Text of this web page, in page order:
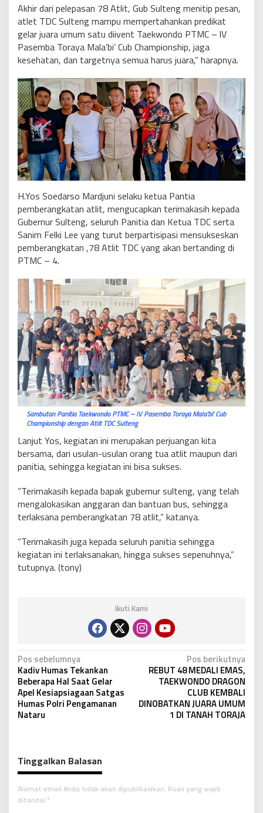
Akhir dari pelepasan 78 Atlit, Gub Sulteng menitip pesan,
atlet TDC Sulteng mampu mempertahankan predikat
gelar juara umum satu diivent Taekwondo PTMC – lV
Pasemba Toraya Mala’bi’ Cub Championship, jaga
kesehatan, dan targetnya semua harus juara,” harapnya.
H.Yos Soedarso Mardjuni selaku ketua Pantia
pemberangkatan atlit, mengucapkan terimakasih kepada
Gubernur Sulteng, seluruh Panitia dan Ketua TDC serta
Sanim Felki Lee yang turut berpartisipasi mensukseskan
pemberangkatan ,78 Atlit TDC yang akan bertanding di
PTMC – 4.
Sambutan Panitia Taekwondo PTMC – lV Pasemba Toraya Mala’bi’ Cub
Championship dengan Atlit TDC Sulteng
Lanjut Yos, kegiatan ini merupakan perjuangan kita
bersama, dari usulan-usulan orang tua atlit maupun dari
panitia, sehingga kegiatan ini bisa sukses.
“Terimakasih kepada bapak gubernur sulteng, yang telah
mengalokasikan anggaran dan bantuan bus, sehingga
terlaksana pemberangkatan 78 atlit,” katanya.
“Terimakasih juga kepada seluruh panitia sehingga
kegiatan ini terlaksanakan, hingga sukses sepenuhnya,”
tutupnya. (tony)
Ikuti Kami
N
a
v
i
s
i
p
Pos sebelumnya
Kadiv Humas Tekankan
Beberapa Hal Saat Gelar
Apel Kesiapsiagaan Satgas
Humas Polri Pengamanan
Nataru
Pos berikutnya
REBUT 48 MEDALI EMAS,
TAEKWONDO DRAGON
CLUB KEMBALI
DINOBATKAN JUARA UMUM
1 DI TANAH TORAJA
Tinggalkan Balasan
Alamat email Anda tidak akan dipublikasikan. Ruas yang wajib
ditandai *